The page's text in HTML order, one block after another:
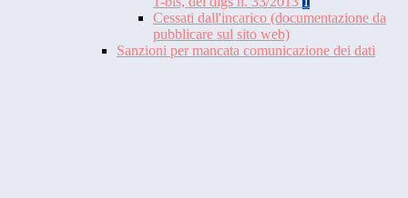
Cessati dall'incarico (documentazione da
pubblicare sul sito web)
Sanzioni per mancata comunicazione dei dati